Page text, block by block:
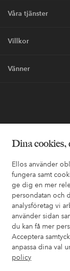
Dina cookies,
Ellos använder
fungera samt
ge dig en mer
persondatan och
analysföretag vi
använder sidan
du kan få mer
Acceptera
anpassa dina val
policy
Våra tjänster
Villkor
Vänner
Säkra
Vill du